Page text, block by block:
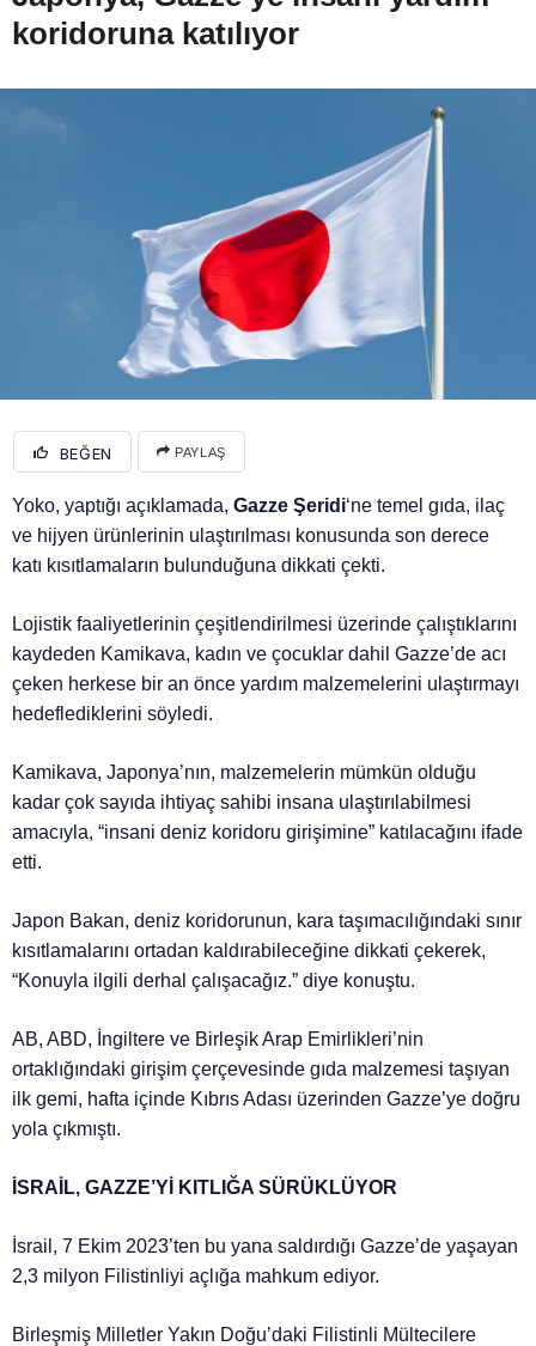
koridoruna katılıyor
BEĞEN PAYLAŞ
Yoko, yaptığı açıklamada,Gazze Şeridi‘ne temel gıda, ilaç
ve hijyen ürünlerinin ulaştırılması konusunda son derece
katı kısıtlamaların bulunduğuna dikkati çekti.
Lojistik faaliyetlerinin çeşitlendirilmesi üzerinde çalıştıklarını
kaydeden Kamikava, kadın ve çocuklar dahil Gazze’de acı
çeken herkese bir an önce yardım malzemelerini ulaştırmayı
hedeflediklerini söyledi.
Kamikava, Japonya’nın, malzemelerin mümkün olduğu
kadar çok sayıda ihtiyaç sahibi insana ulaştırılabilmesi
amacıyla, “insani deniz koridoru girişimine” katılacağını ifade
etti.
Japon Bakan, deniz koridorunun, kara taşımacılığındaki sınır
kısıtlamalarını ortadan kaldırabileceğine dikkati çekerek,
“Konuyla ilgili derhal çalışacağız.” diye konuştu.
AB, ABD, İngiltere ve Birleşik Arap Emirlikleri’nin
ortaklığındaki girişim çerçevesinde gıda malzemesi taşıyan
ilk gemi, hafta içinde Kıbrıs Adası üzerinden Gazze’ye doğru
yola çıkmıştı.
İSRAİL, GAZZE’Yİ KITLIĞA SÜRÜKLÜYOR
İsrail, 7 Ekim 2023’ten bu yana saldırdığı Gazze’de yaşayan
2,3 milyon Filistinliyi açlığa mahkum ediyor.
Birleşmiş Milletler Yakın Doğu’daki Filistinli Mültecilere